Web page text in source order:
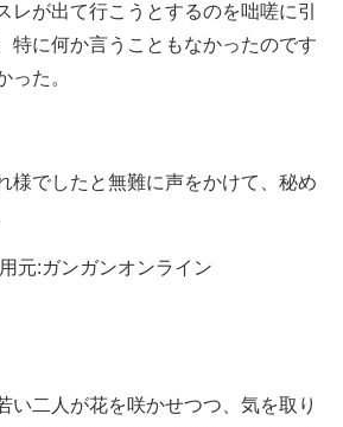
レが出て行こうとするのを咄嗟に引
特に何か言うこともなかったのです
った。
様でしたと無難に声をかけて、秘め
元:ガンガンオンライン
い二人が花を咲かせつつ、気を取り